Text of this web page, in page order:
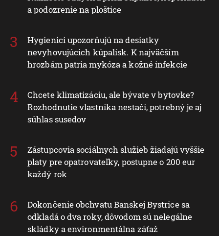
a podozrenie na ploštice
Hygienici upozorňujú na desiatky
nevyhovujúcich kúpalísk. K najväčším
hrozbám patria mykóza a kožné infekcie
Chcete klimatizáciu, ale bývate v bytovke?
Rozhodnutie vlastníka nestačí, potrebný je aj
súhlas susedov
Zástupcovia sociálnych služieb žiadajú vyššie
platy pre opatrovateľky, postupne o 200 eur
každý rok
Dokončenie obchvatu Banskej Bystrice sa
odkladá o dva roky, dôvodom sú nelegálne
skládky a environmentálna záťaž